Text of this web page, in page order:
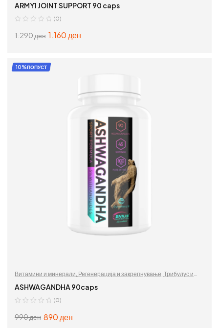
ARMY1 JOINT SUPPORT 90 caps
(0)
1.290ден 1.160ден
10%ПОПУСТ
Витамини и минерали, Регенерација и закрепнување, Трибулус и
стимуланси
ASHWAGANDHA 90caps
(0)
990ден 890 ден